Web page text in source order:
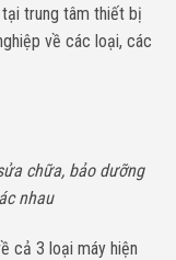
trung tâm thiết bị
về các loại, các
chữa, bảo dưỡng
nhau
cả 3 loại máy hiện